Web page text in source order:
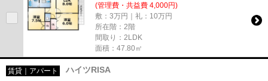
(管理費・共益費 4,000円)
敷：3万円｜礼：10万円
所在階：2階
間取り：2LDK
面積：47.80㎡
賃貸｜アパート ハイツRISA